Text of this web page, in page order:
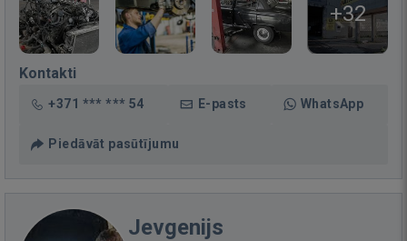
+32
Kontakti
+371 *** *** 54 E-pasts WhatsApp
Piedāvāt pasūtījumu
Jevgenijs